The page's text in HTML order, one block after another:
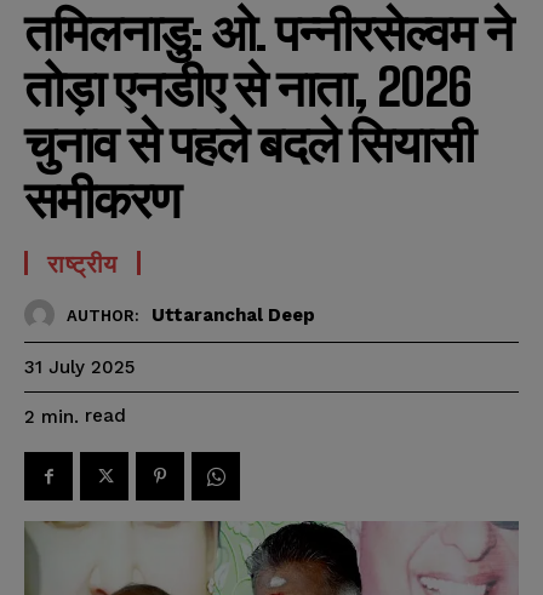
तमिलनाडु: ओ. पन्नीरसेल्वम ने
तोड़ा एनडीए से नाता, 2026
चुनाव से पहले बदले सियासी
समीकरण
राष्ट्रीय
AUTHOR: Uttaranchal Deep
31 July 2025
2 min. read